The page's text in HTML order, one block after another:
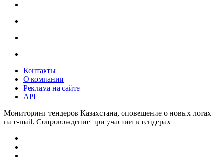
Контакты
О компании
Реклама на сайте
API
Мониторинг тендеров Казахстана, оповещение о новых лотах
на e-mail. Сопровождение при участии в тендерах